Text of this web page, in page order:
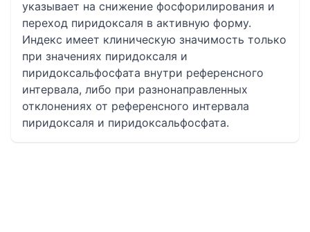
указывает на снижение фосфорилирования и
переход пиридоксаля в активную форму.
Индекс имеет клиническую значимость только
при значениях пиридоксаля и
пиридоксальфосфата внутри референсного
интервала, либо при разнонаправленных
отклонениях от референсного интервала
пиридоксаля и пиридоксальфосфата.